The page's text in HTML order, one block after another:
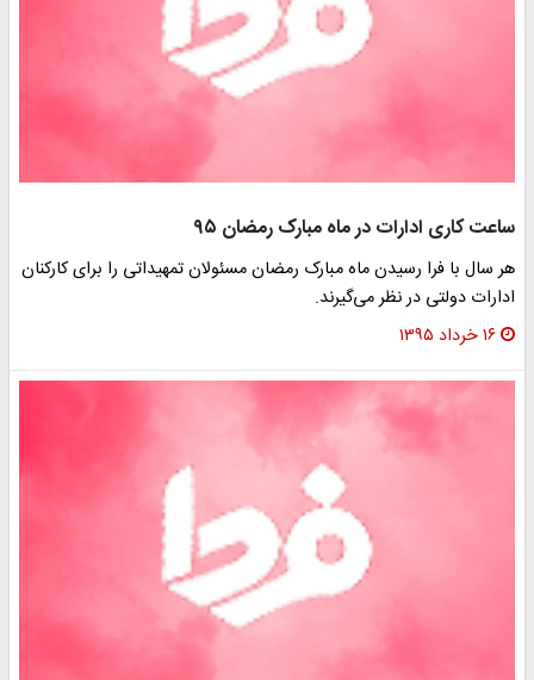
ساعت کاری ادارات در ماه مبارک رمضان ۹۵
هر سال با فرا رسیدن ماه مبارک رمضان مسئولان تمهیداتی را برای کارکنان
ادارات دولتی در نظر می‌گیرند.
۱۶ خرداد ۱۳۹۵